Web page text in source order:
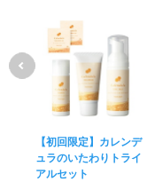
【初回限定】カレンデ
ュラのいたわりトライ
アルセット